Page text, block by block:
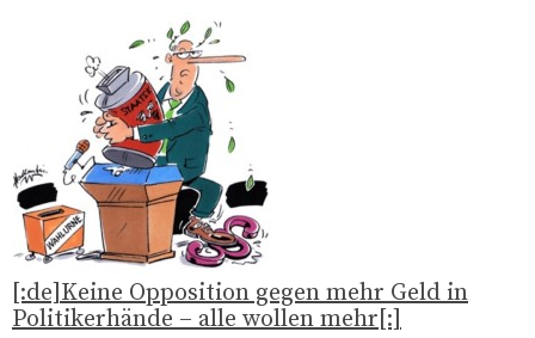
[:de]Keine Opposition gegen mehr Geld in
Politikerhände – alle wollen mehr[:]